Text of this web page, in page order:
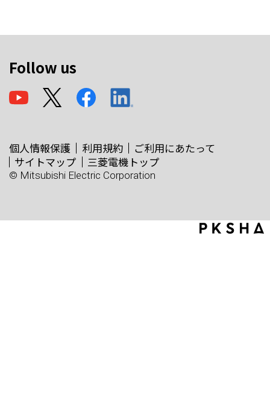
Follow us
個人情報保護 利用規約
ご利用にあたって
サイトマップ
三菱電機トップ
© Mitsubishi Electric Corporation